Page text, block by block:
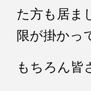
た方も居ま
限が掛かっ
もちろん皆